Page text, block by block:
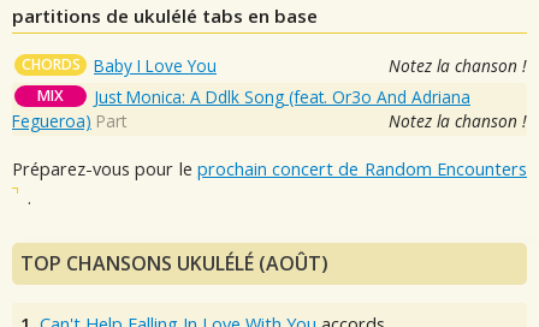
partitions de ukulélé tabs en base
CHORDS Baby I Love You Notez la chanson !
MIX
Just Monica: A Ddlk Song (feat. Or3o And Adriana
Fegueroa) Part Notez la chanson !
Préparez-vous pour le prochain concert de Random Encounters
.
TOP CHANSONS UKULÉLÉ (AOÛT)